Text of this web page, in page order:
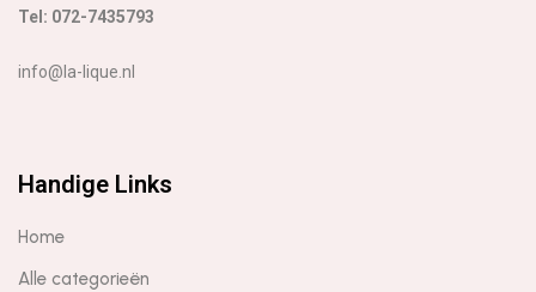
Tel: 072-7435793
info@la-lique.nl
Handige Links
Home
Alle categorieën